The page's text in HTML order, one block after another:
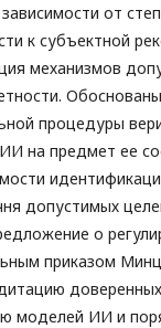
от
к субъектной
механизмов
процедуры
на предмет ее
допустимых
о
приказом
моделей ИИ и